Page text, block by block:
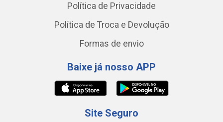
Política de Privacidade
Política de Troca e Devolução
Formas de envio
Baixe já nosso APP
Site Seguro